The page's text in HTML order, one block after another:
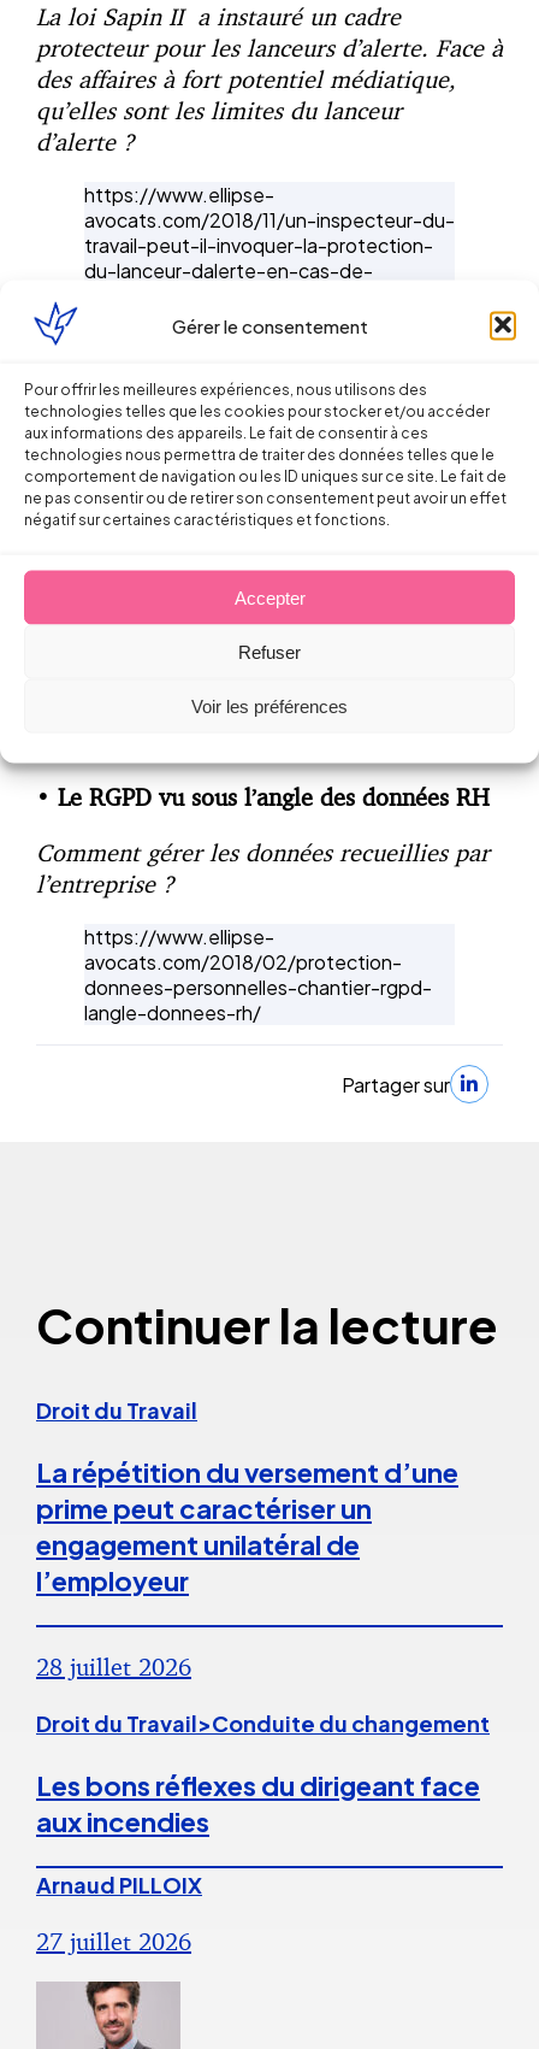
Gérer le consentement
Pour offrir les meilleures expériences, nous utilisons des
technologies telles que les cookies pour stocker et/ou accéder
aux informations des appareils. Le fait de consentir à ces
technologies nous permettra de traiter des données telles que le
comportement de navigation ou les ID uniques sur ce site. Le fait de
ne pas consentir ou de retirer son consentement peut avoir un effet
négatif sur certaines caractéristiques et fonctions.
Accepter
Refuser
Voir les préférences
La loi Sapin II a instauré un cadre
protecteur pour les lanceurs d’alerte. Face à
des affaires à fort potentiel médiatique,
qu’elles sont les limites du lanceur
d’alerte ?
https://www.ellipse-
avocats.com/2018/11/un-inspecteur-du-
travail-peut-il-invoquer-la-protection-
du-lanceur-dalerte-en-cas-de-
confidentielles-de-lentreprise/
aux pratiques des collaborateurs !
La démultiplication des données
personnelles pose un défi pour les
entreprises : comment assurer la
des traitements de données à caractère
personnel au sein de l’organisation ?
avocats.com/2018/10/fichiers-de-
donnees-personnelles-gare-aux-
• Le RGPD vu sous l’angle des données RH
Comment gérer les données recueillies par
l’entreprise ?
https://www.ellipse-
avocats.com/2018/02/protection-
donnees-personnelles-chantier-rgpd-
langle-donnees-rh/
Partager sur
Continuer la lecture
Droit du Travail
La répétition du versement d’une
prime peut caractériser un
engagement unilatéral de
l’employeur
28 juillet 2026
Droit du Travail>Conduite du changement
Les bons réflexes du dirigeant face
aux incendies
Arnaud PILLOIX
27 juillet 2026